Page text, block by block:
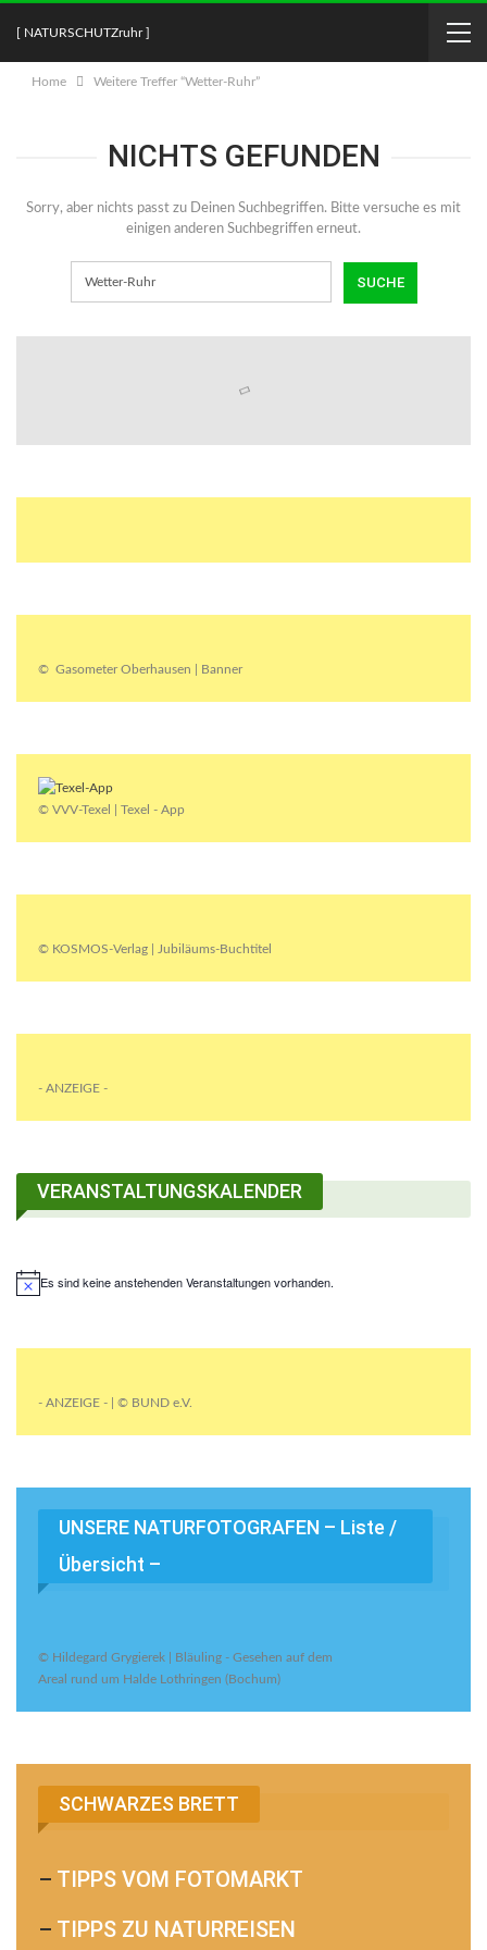
[ NATURSCHUTZruhr ]
Home Weitere Treffer “Wetter-Ruhr”
NICHTS GEFUNDEN
Sorry, aber nichts passt zu Deinen Suchbegriffen. Bitte versuche es mit
einigen anderen Suchbegriffen erneut.
© Gasometer Oberhausen | Banner
© VVV-Texel | Texel - App
© KOSMOS-Verlag | Jubiläums-Buchtitel
- ANZEIGE -
VERANSTALTUNGSKALENDER
Es sind keine anstehenden Veranstaltungen vorhanden.
- ANZEIGE - | © BUND e.V.
UNSERE NATURFOTOGRAFEN – Liste /
Übersicht –
© Hildegard Grygierek | Bläuling - Gesehen auf dem
Areal rund um Halde Lothringen (Bochum)
SCHWARZES BRETT
– TIPPS VOM FOTOMARKT
– TIPPS ZU NATURREISEN